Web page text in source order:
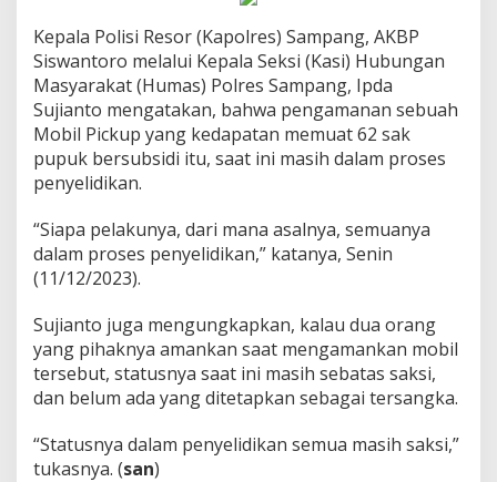
Kepala Polisi Resor (Kapolres) Sampang, AKBP
Siswantoro melalui Kepala Seksi (Kasi) Hubungan
Masyarakat (Humas) Polres Sampang, Ipda
Sujianto mengatakan, bahwa pengamanan sebuah
Mobil Pickup yang kedapatan memuat 62 sak
pupuk bersubsidi itu, saat ini masih dalam proses
penyelidikan.
“Siapa pelakunya, dari mana asalnya, semuanya
dalam proses penyelidikan,” katanya, Senin
(11/12/2023).
Sujianto juga mengungkapkan, kalau dua orang
yang pihaknya amankan saat mengamankan mobil
tersebut, statusnya saat ini masih sebatas saksi,
dan belum ada yang ditetapkan sebagai tersangka.
“Statusnya dalam penyelidikan semua masih saksi,”
tukasnya. (san)